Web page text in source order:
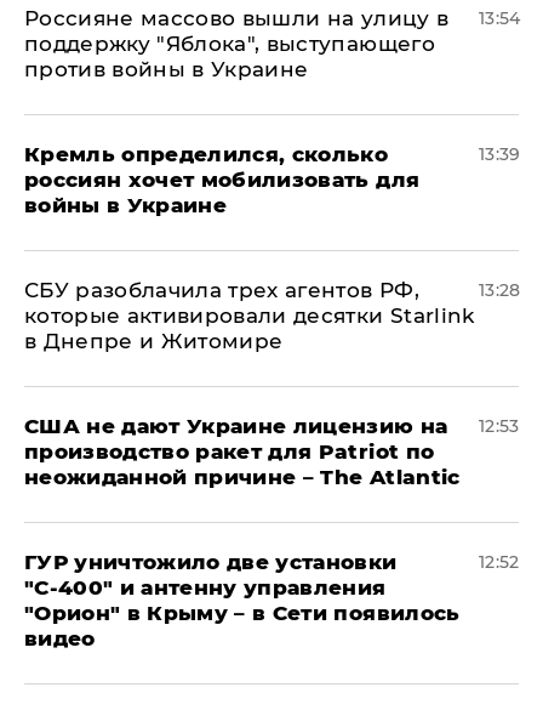
Россияне массово вышли на улицу в
поддержку "Яблока", выступающего
против войны в Украине
13:54
Кремль определился, сколько
россиян хочет мобилизовать для
войны в Украине
13:39
СБУ разоблачила трех агентов РФ,
которые активировали десятки Starlink
в Днепре и Житомире
13:28
США не дают Украине лицензию на
производство ракет для Patriot по
неожиданной причине – The Atlantic
12:53
ГУР уничтожило две установки
"С‑400" и антенну управления
"Орион" в Крыму – в Сети появилось
видео
12:52